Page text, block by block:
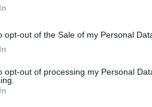
opt-out of the Sale of my Personal
opt-out of processing my Personal
Lykavitos.gr στο Google